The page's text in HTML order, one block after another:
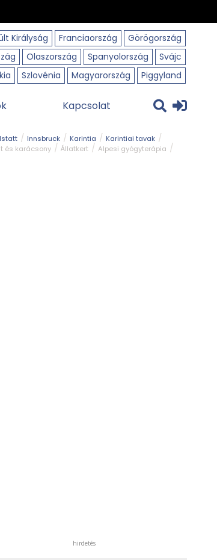
Királyság Franciaország
Görögország
Olaszország Spanyolország
Svájc
Szlovénia Magyarország Piggyland
Kapcsolat
Innsbruck Karintia
Karintiai tavak
és karácsony Állatkert
Alpesi gyógyterápia
hirdetés